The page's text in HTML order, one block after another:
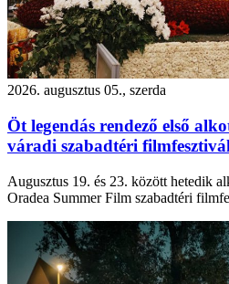
2026. augusztus 05., szerda
Öt legendás rendező első
váradi szabadtéri
Augusztus 19. és 23. között hetedik
Oradea Summer Film szabadtéri